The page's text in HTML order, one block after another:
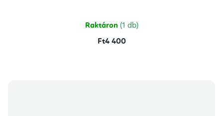
Raktáron (1 db)
Ft4 400